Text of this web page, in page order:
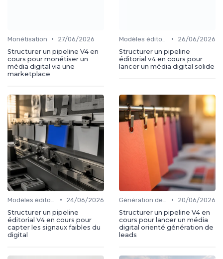
Monétisation •
27/06/2026
Structurer un pipeline V4 en
cours pour monétiser un
média digital via une
marketplace
•
26/06/2026
Structurer un pipeline
éditorial v4 en cours pour
lancer un média digital solide
•
24/06/2026
Structurer un pipeline
éditorial V4 en cours pour
capter les signaux faibles du
digital
•
20/06/2026
Structurer un pipeline V4 en
cours pour lancer un média
digital orienté génération de
leads